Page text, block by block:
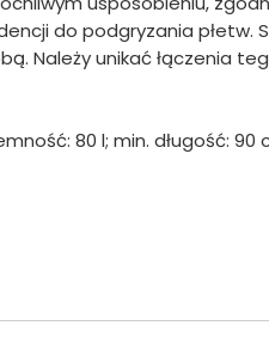
do podgryzania płetw.
Należy unikać łączenia
80 l; min. długość: 90